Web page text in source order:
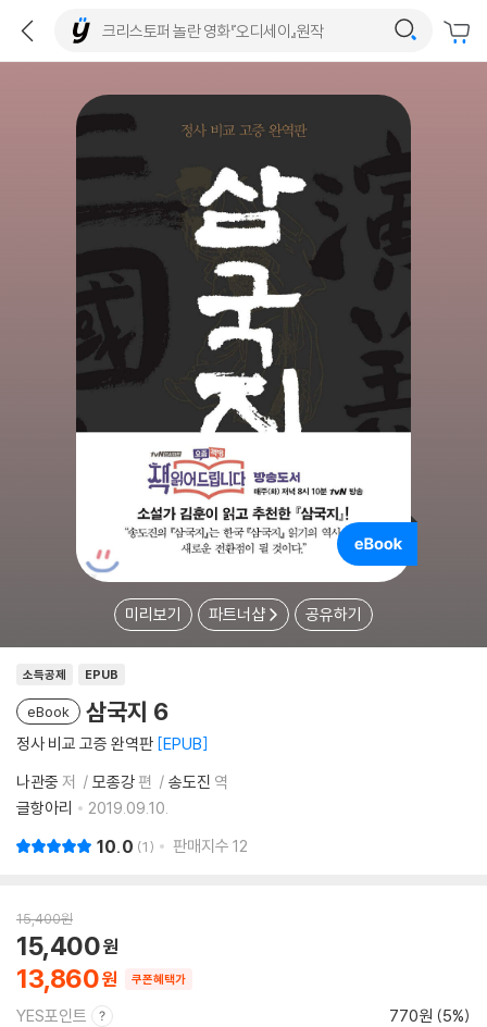
미리보기 파트너샵 공유하기
소득공제 EPUB
eBook 삼국지 6
정사 비교 고증 완역판 EPUB
나관중 저 모종강편 송도진 역
글항아리
2019.09.10.
10.0 1 판매지수 12
15,400원
13,860
15,400
쿠폰혜택가
YES포인트 770원 (5%)